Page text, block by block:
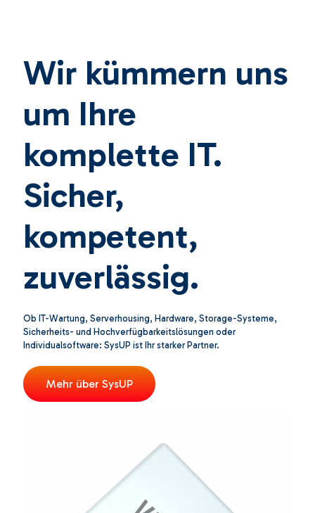
Wir kümmern uns
um Ihre
komplette IT.
Sicher,
kompetent,
zuverlässig.
Ob IT-Wartung, Serverhousing, Hardware, Storage-Systeme,
Sicherheits- und Hochverfügbarkeitslösungen oder
Individualsoftware: SysUP ist Ihr starker Partner.
Mehr über SysUP